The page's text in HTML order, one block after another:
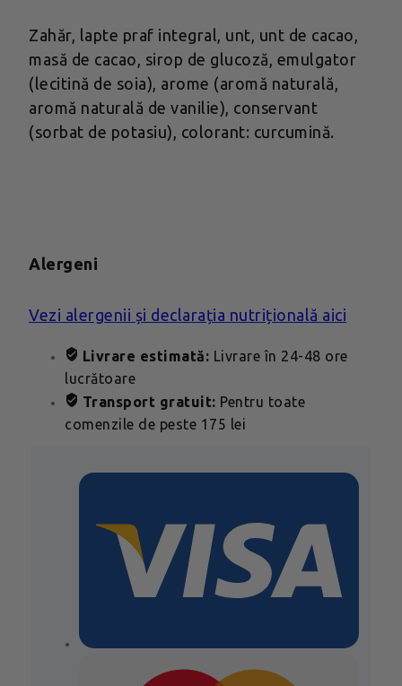
Zahăr, lapte praf integral, unt, unt de cacao,
masă de cacao, sirop de glucoză, emulgator
(lecitină de soia), arome (aromă naturală,
aromă naturală de vanilie), conservant
(sorbat de potasiu), colorant: curcumină.
Alergeni
Vezi alergenii și declarația nutrițională aici
Livrare estimată: Livrare în 24-48 ore
lucrătoare
Transport gratuit: Pentru toate
comenzile de peste 175 lei